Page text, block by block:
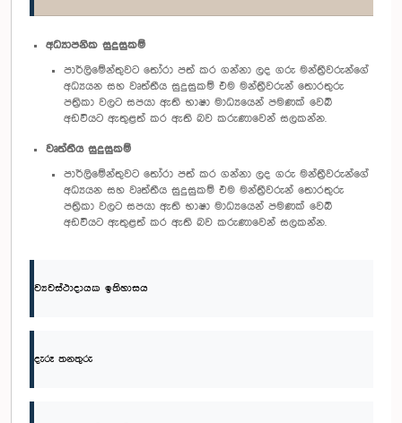
අධ්‍යාපනික සුදුසුකම්
පාර්ලිමේන්තුවට තෝරා පත් කර ගන්නා ලද ගරු මන්ත්‍රීවරුන්ගේ
අධ්‍යයන සහ වෘත්තීය සුදුසුකම් එම මන්ත්‍රීවරුන් තොරතුරු
පත්‍රිකා වලට සපයා ඇති භාෂා මාධ්‍යයෙන් පමණක් වෙබ්
අඩවියට ඇතුළත් කර ඇති බව කරුණාවෙන් සලකන්න.
වෘත්තීය සුදුසුකම්
පාර්ලිමේන්තුවට තෝරා පත් කර ගන්නා ලද ගරු මන්ත්‍රීවරුන්ගේ
අධ්‍යයන සහ වෘත්තීය සුදුසුකම් එම මන්ත්‍රීවරුන් තොරතුරු
පත්‍රිකා වලට සපයා ඇති භාෂා මාධ්‍යයෙන් පමණක් වෙබ්
අඩවියට ඇතුළත් කර ඇති බව කරුණාවෙන් සලකන්න.
ව්‍යවස්ථාදායක ඉතිහාසය
දැරූ තනතුරු